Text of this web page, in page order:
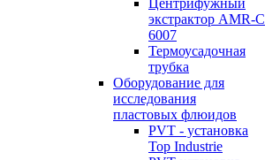
Центрифужный
экстрактор AMR-C
6007
Термоусадочная
трубка
Оборудование для
исследования
пластовых флюидов
PVT - установка
Top Industrie